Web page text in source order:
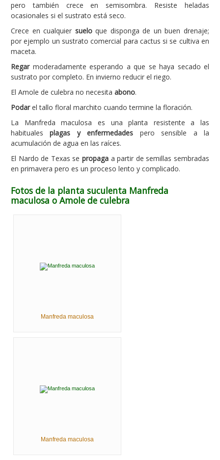
pero también crece en semisombra. Resiste heladas
ocasionales si el sustrato está seco.
Crece en cualquier sueloque disponga de un buen drenaje;
por ejemplo un sustrato comercial para cactus si se cultiva en
maceta.
Regarmoderadamente esperando a que se haya secado el
sustrato por completo. En invierno reducir el riego.
El Amole de culebra no necesita abono.
Podarel tallo floral marchito cuando termine la floración.
La Manfreda maculosa es una planta resistente a las
habitualesplagas y enfermedades pero sensible a la
acumulación de agua en las raíces.
El Nardo de Texas se propaga a partir de semillas sembradas
en primavera pero es un proceso lento y complicado.
Fotos de la planta suculenta Manfreda
maculosa o Amole de culebra
Manfreda maculosa
Manfreda maculosa